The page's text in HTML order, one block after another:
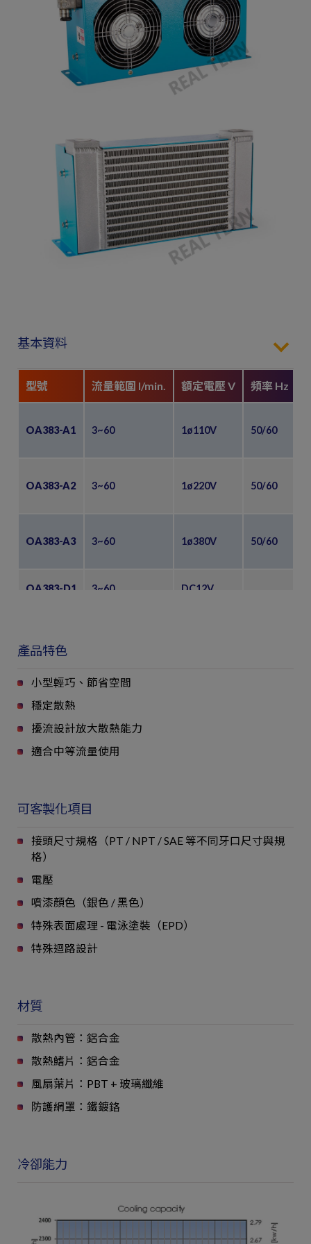
基本資料
型號 流量範圍 l/min. 額定電壓 V 頻率 Hz
OA383-A1 3~60 1ø110V 50/60
OA383-A2 3~60 1ø220V 50/60
OA383-A3 3~60 1ø380V 50/60
OA383-D1 3~60 DC12V
產品特色
小型輕巧、節省空間
穩定散熱
擾流設計放大散熱能力
適合中等流量使用
可客製化項目
接頭尺寸規格（PT / NPT / SAE 等不同牙口尺寸與規
格）
電壓
噴漆顏色（銀色 / 黑色）
特殊表面處理 - 電泳塗裝（EPD）
特殊迴路設計
材質
散熱內管：鋁合金
散熱鰭片：鋁合金
風扇葉片：PBT + 玻璃纖維
防護網罩：鐵鍍鉻
冷卻能力